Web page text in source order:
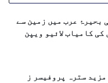
بحیرۂ عرب میں زمین سے
کامیاب لائیو ویپن
سترہ پروفیسر ز